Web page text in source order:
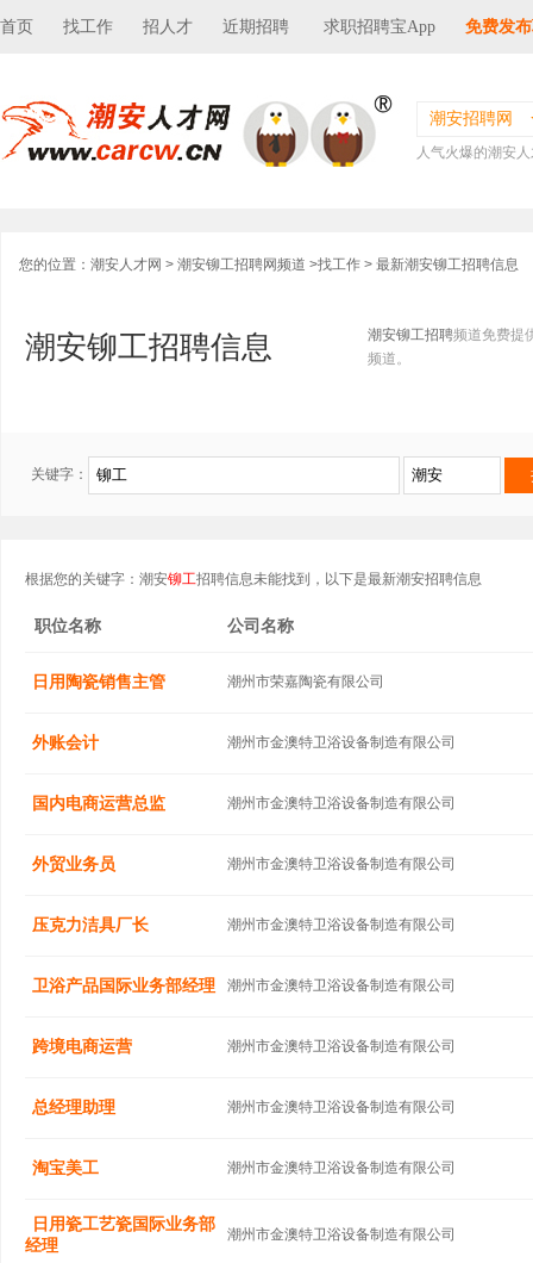
首页 找工作 招人才 近期招聘 求职招聘宝App 免费发
潮安招聘网
人气火爆的潮安
您的位置： 潮安人才网 > 潮安铆工招聘网频道 >找工作 > 最新潮安铆工招聘信息
潮安铆工招聘信息 潮安铆工招聘频道免费提
频道。
关键字：
根据您的关键字：潮安铆工招聘信息未能找到，以下是最新潮安招聘信息
职位名称 公司名称
日用陶瓷销售主管 潮州市荣嘉陶瓷有限公司
外账会计 潮州市金澳特卫浴设备制造有限公司
国内电商运营总监 潮州市金澳特卫浴设备制造有限公司
外贸业务员 潮州市金澳特卫浴设备制造有限公司
压克力洁具厂长 潮州市金澳特卫浴设备制造有限公司
卫浴产品国际业务部经理 潮州市金澳特卫浴设备制造有限公司
跨境电商运营 潮州市金澳特卫浴设备制造有限公司
总经理助理 潮州市金澳特卫浴设备制造有限公司
淘宝美工 潮州市金澳特卫浴设备制造有限公司
日用瓷工艺瓷国际业务部
经理
潮州市金澳特卫浴设备制造有限公司